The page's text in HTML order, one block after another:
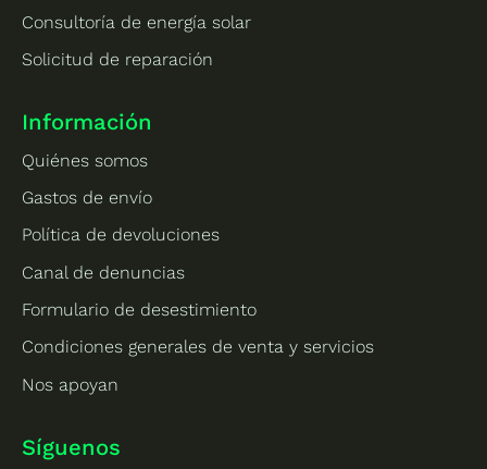
Consultoría de energía solar
Solicitud de reparación
Información
Quiénes somos
Gastos de envío
Política de devoluciones
Canal de denuncias
Formulario de desestimiento
Condiciones generales de venta y servicios
Nos apoyan
Síguenos